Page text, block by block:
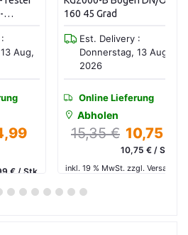
160 45 Grad
Est. Delivery :
Donnerstag, 13 Aug,
Online Lieferung
Abholen
15,35 € 10,75 €
10,75 € / Stk.
inkl. 19 % MwSt. zzgl. Versand
4 5 6 7 8 9 10